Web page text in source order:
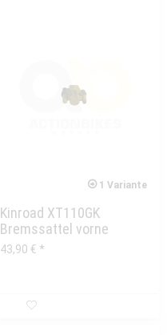
1 Variante
Kinroad XT110GK
Bremssattel vorne
rechts
43,90 € *